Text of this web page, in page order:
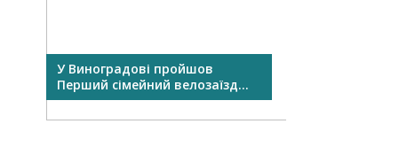
У Виноградові пройшов
Перший сімейний велозаїзд...